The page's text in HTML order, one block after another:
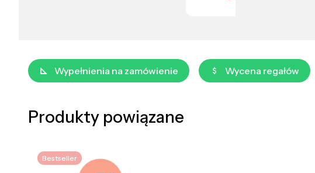
Wypełnienia na zamówienie Wycena regałów
Produkty powiązane
Bestseller